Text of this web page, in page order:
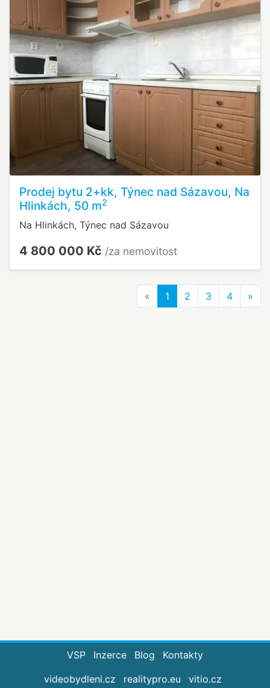
Prodej bytu 2+kk, Týnec nad Sázavou, Na
Hlinkách, 50 m2
Na Hlinkách, Týnec nad Sázavou
4 800 000 Kč /za nemovitost
« Previous
1 2 3 4 »
VSP Inzerce Blog
Kontakty
videobydleni.cz
realitypro.eu
vitio.cz